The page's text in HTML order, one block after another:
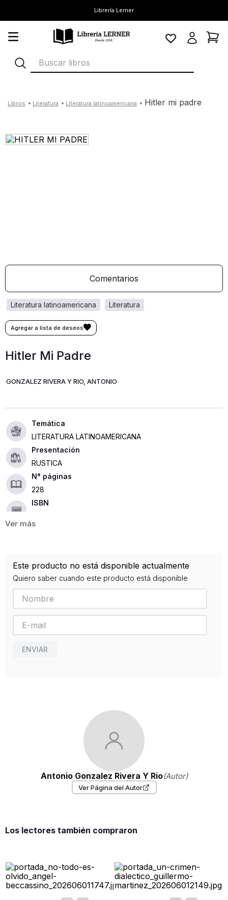
Librería Lerner
Buscar libros
literatura literatura latinoamericana hitler mi padre
Comentarios
literatura
literatura latinoamericana
Hitler Mi Padre
GONZALEZ RIVERA Y RIO, ANTONIO
LITERATURA LATINOAMERICANA
Presentación
RUSTICA
228
ISBN
Editorial
2019
Este producto no está disponible actualmente
Quiero saber cuando este producto está disponible
ENVIAR
Antonio Gonzalez Rivera Y Rio(Autor)
Ver Página del Autor
Los lectores también compraron